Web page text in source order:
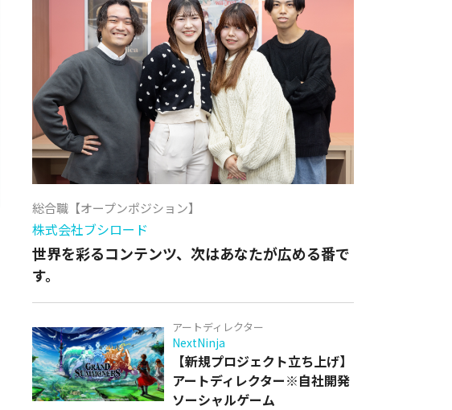
総合職【オープンポジション】
株式会社ブシロード
世界を彩るコンテンツ、次はあなたが広める番で
す。
アートディレクター
NextNinja
【新規プロジェクト立ち上げ】
アートディレクター※自社開発
ソーシャルゲーム